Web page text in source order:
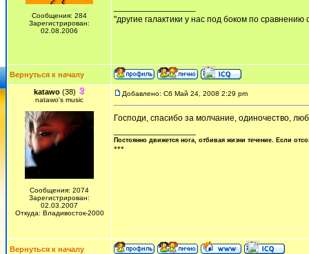
Сообщения: 284
Зарегистрирован:
02.08.2006
"другие галактики у нас под боком по сравнению
Вернуться к началу
katawo(38)
natawo's music
Сообщения: 2074
Зарегистрирован:
02.03.2007
Откуда: Владивосток-2000
Добавлено: Сб Май 24, 2008 2:29 pm
Господи, спасибо за молчание, одиночество,
Постоянно движется нога, отбивая жизни течение. Если
***
Вернуться к началу